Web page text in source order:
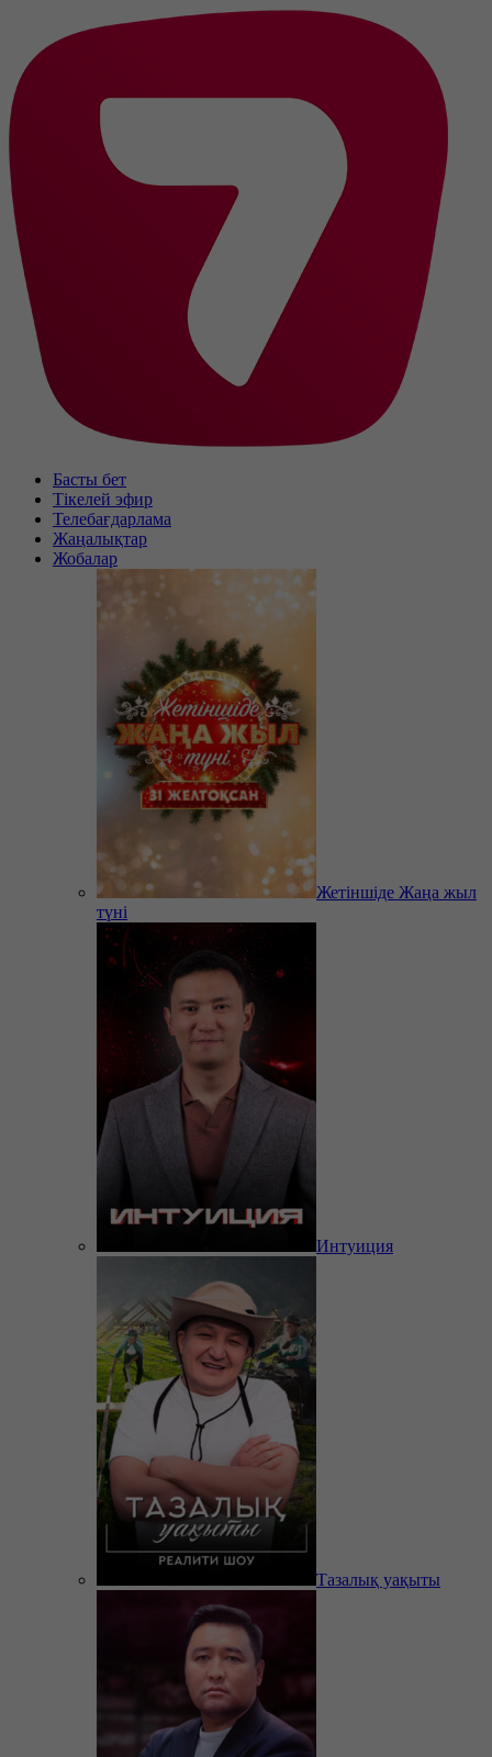
Басты бет
Тікелей эфир
Телебағдарлама
Жаңалықтар
Жобалар
Жетіншіде Жаңа жыл
түні
Интуиция
Тазалық уақыты